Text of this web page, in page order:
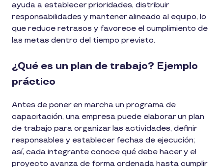
ayuda a establecer prioridades, distribuir
responsabilidades y mantener alineado al equipo, lo
que reduce retrasos y favorece el cumplimiento de
las metas dentro del tiempo previsto.
¿Qué es un plan de trabajo? Ejemplo
práctico
Antes de poner en marcha un programa de
capacitación, una empresa puede elaborar un plan
de trabajo para organizar las actividades, definir
responsables y establecer fechas de ejecución;
así, cada integrante conoce qué debe hacer y el
proyecto avanza de forma ordenada hasta cumplir